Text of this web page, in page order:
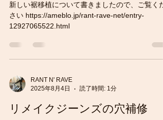
新しい裾移植について書きましたので、ご覧くだ
さい https://ameblo.jp/rant-rave-net/entry-
12927065522.html
RANT N' RAVE
2025年8月4日
読了時間: 1分
リメイクジーンズの穴補修